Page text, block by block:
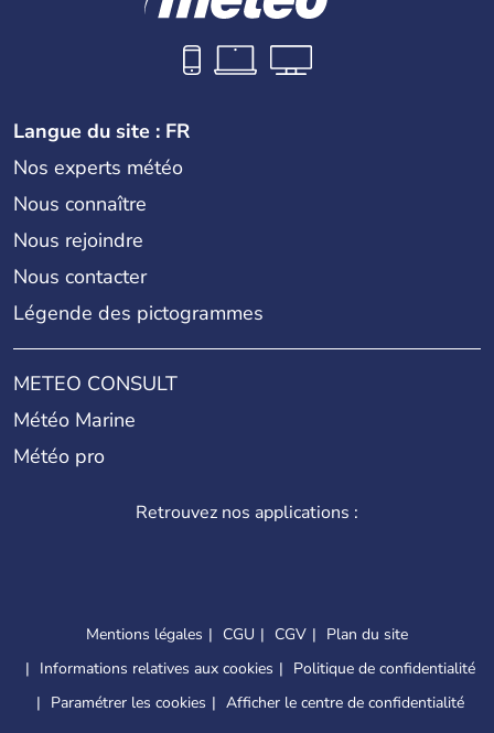
Langue du site : FR
Nos experts météo
Nous connaître
Nous rejoindre
Nous contacter
Légende des pictogrammes
METEO CONSULT
Météo Marine
Météo pro
Retrouvez nos applications :
Mentions légales CGU CGV
Plan du site
Informations relatives aux cookies
Politique de confidentialité
Paramétrer les cookies
Afficher le centre de confidentialité